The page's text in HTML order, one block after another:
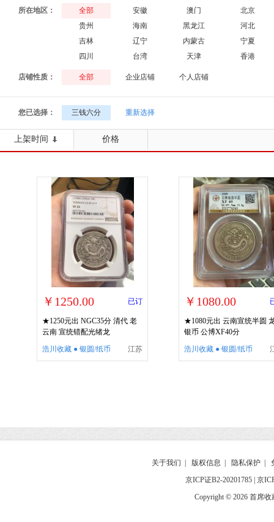
所在地区： 全部 安徽 澳门
北京
贵州
海南 黑龙江
河北
吉林
辽宁 内蒙古
宁夏
四川
台湾 天津 香港
店铺性质： 全部 企业店铺 个人店铺
您已选择： 三钱六分 重新选择
上架时间 价格
￥1250.00 已订
★1250元出 NGC35分 清代 老
云南 宣统错配光绪龙
江苏
浩川收藏 ● 银圆/纸币
￥1080.00
★1080元出 云南宣统半圆
银币 公博XF40分
浩川收藏 ● 银圆/纸币
关于我们 版权信息 隐私保护
京ICP证B2-20201785 京
Copyright © 2026 首席收